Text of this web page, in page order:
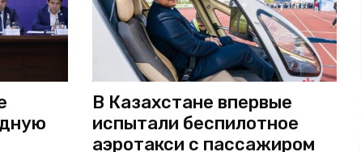
В Казахстане впервые
испытали беспилотное
аэротакси с пассажиром